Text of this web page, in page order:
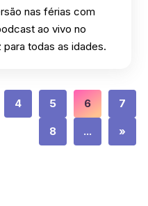
nas férias com
ao vivo no
todas as idades.
4 5 6 7
8 ... »